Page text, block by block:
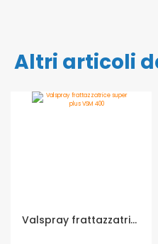
Altri articoli
Valspray frattazzatrice super plus VSM 400